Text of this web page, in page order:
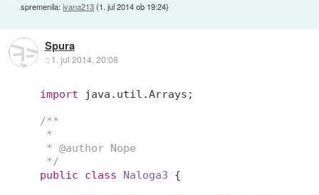
spremenila:ivana213(1. jul 2014 ob 19:24)
Spura
:: 1. jul 2014, 20:08
import java.util.Arrays;
/**
*
* @author Nope
*/
public
class Naloga3 {